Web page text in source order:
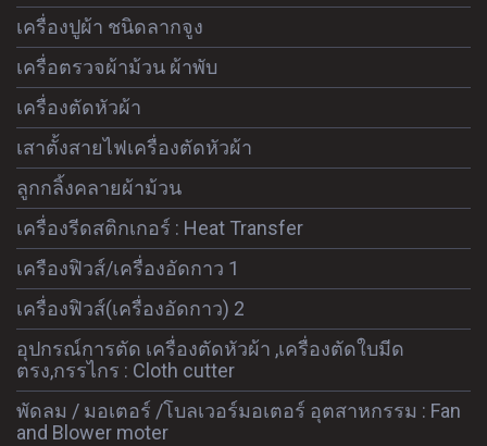
เครื่องปูผ้า ชนิดลากจูง
เครื่อตรวจผ้าม้วน ผ้าพับ
เครื่องตัดหัวผ้า
เสาตั้งสายไฟเครื่องตัดหัวผ้า
ลูกกลิ้งคลายผ้าม้วน
เครื่องรีดสติกเกอร์ : Heat Transfer
เครืองฟิวส์/เครื่องอัดกาว 1
เครื่องฟิวส์(เครื่องอัดกาว) 2
อุปกรณ์การตัด เครื่องตัดหัวผ้า ,เครื่องตัดใบมีด
ตรง,กรรไกร : Cloth cutter
พัดลม / มอเตอร์ /โบลเวอร์มอเตอร์ อุตสาหกรรม : Fan
and Blower moter